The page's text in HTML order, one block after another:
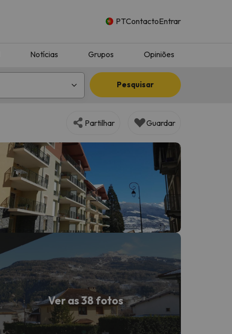
PTContactoEntrar
Notícias Grupos Opiniões
Pesquisar
Partilhar Guardar
Ver as 38 fotos